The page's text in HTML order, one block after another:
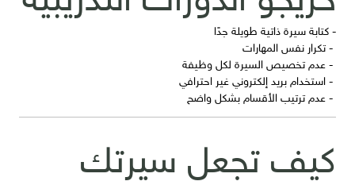
- كتابة سيرة ذاتية طويلة جدًا
- تكرار نفس المهارات
- عدم تخصيص السيرة لكل وظيفة
- استخدام بريد إلكتروني غير احترافي
- عدم ترتيب الأقسام بشكل واضح
كيف تجعل سيرتك